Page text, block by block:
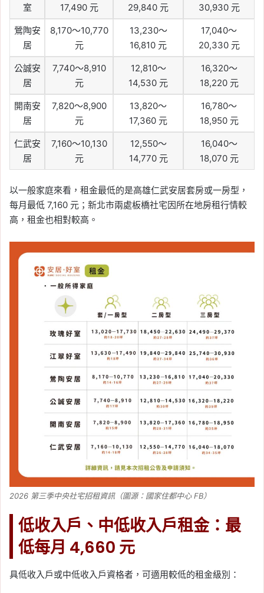
室 17,490 元 29,840 元 30,930 元
鶯陶安
居
8,170～10,770
元
13,230～
16,810 元
17,040～
20,330 元
公誠安
居
7,740～8,910
元
12,810～
14,530 元
16,320～
18,220 元
開南安
居
7,820～8,900
元
13,820～
17,360 元
16,780～
18,950 元
仁武安
居
7,160～10,130
元
12,550～
14,770 元
16,040～
18,070 元
以一般家庭來看，租金最低的是高雄仁武安居套房或一房型，
每月最低 7,160 元；新北市兩處板橋社宅因所在地房租行情較
高，租金也相對較高。
2026 第三季中央社宅招租資訊（圖源：國家住都中心 FB）
低收入戶、中低收入戶租金：最
低每月 4,660 元
具低收入戶或中低收入戶資格者，可適用較低的租金級別：